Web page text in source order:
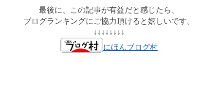
最後に、この記事が有益だと感じたら、
ブログランキングにご協力頂けると嬉しいです。
↓↓↓↓↓↓↓↓
にほんブログ村